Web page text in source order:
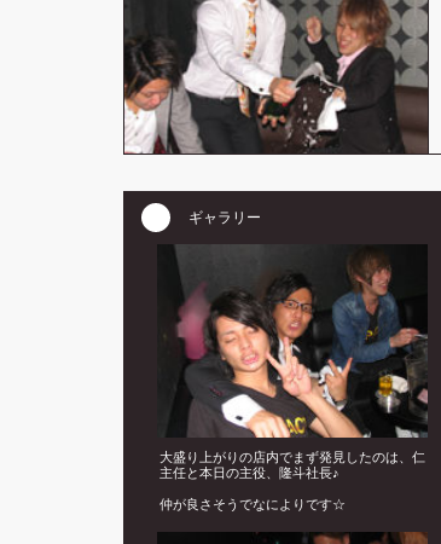
ギャラリー
大盛り上がりの店内でまず発見したのは、仁
主任と本日の主役、隆斗社長♪
仲が良さそうでなによりです☆